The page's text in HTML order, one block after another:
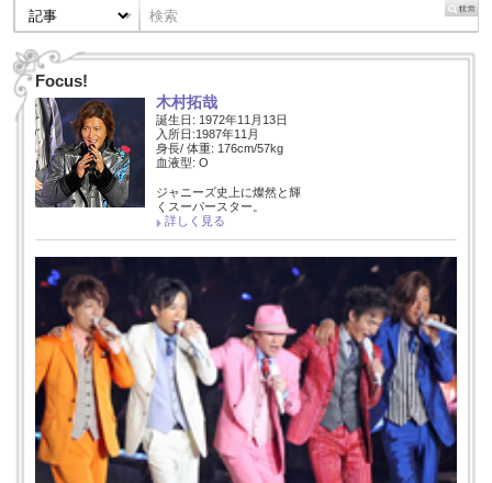
Focus!
木村拓哉
誕生日: 1972年11月13日
入所日:1987年11月
身長/ 体重: 176cm/57kg
血液型: O
ジャニーズ史上に燦然と輝
くスーパースター。
詳しく見る